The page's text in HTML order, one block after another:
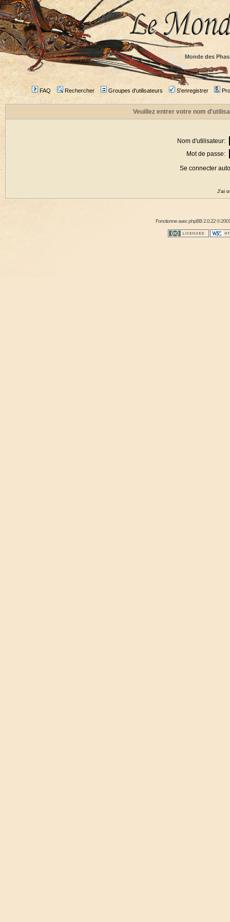
Monde des
FAQ Rechercher Groupes d'utilisateurs S'enregistrer
Veuillez entrer votre nom
Nom d'utilisateur:
Mot de passe:
Se connecter
J'ai
Fonctionne avecphpBB2.0.22 ©